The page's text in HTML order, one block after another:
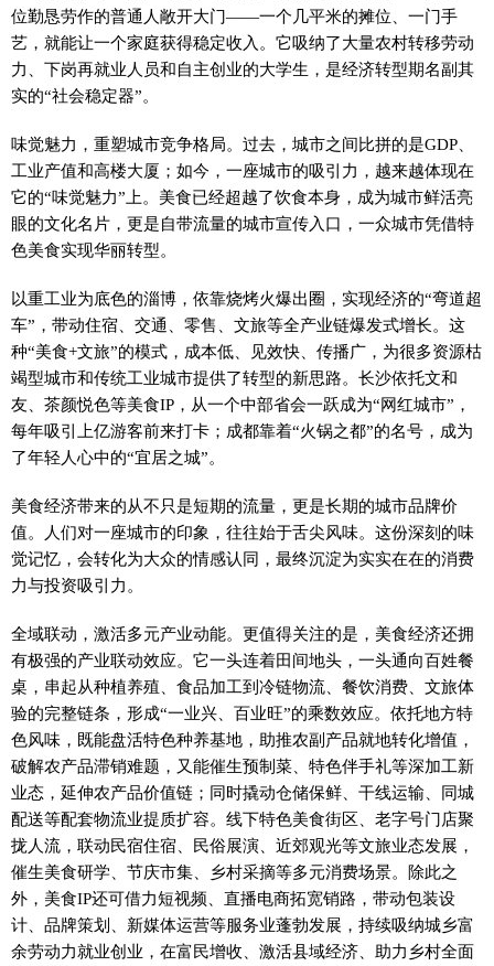
位勤恳劳作的普通人敞开大门——一个几平米的摊位、一门手
艺，就能让一个家庭获得稳定收入。它吸纳了大量农村转移劳动
力、下岗再就业人员和自主创业的大学生，是经济转型期名副其
实的“社会稳定器”。
味觉魅力，重塑城市竞争格局。过去，城市之间比拼的是GDP、
工业产值和高楼大厦；如今，一座城市的吸引力，越来越体现在
它的“味觉魅力”上。美食已经超越了饮食本身，成为城市鲜活亮
眼的文化名片，更是自带流量的城市宣传入口，一众城市凭借特
色美食实现华丽转型。
以重工业为底色的淄博，依靠烧烤火爆出圈，实现经济的“弯道超
车”，带动住宿、交通、零售、文旅等全产业链爆发式增长。这
种“美食+文旅”的模式，成本低、见效快、传播广，为很多资源枯
竭型城市和传统工业城市提供了转型的新思路。长沙依托文和
友、茶颜悦色等美食IP，从一个中部省会一跃成为“网红城市”，
每年吸引上亿游客前来打卡；成都靠着“火锅之都”的名号，成为
了年轻人心中的“宜居之城”。
美食经济带来的从不只是短期的流量，更是长期的城市品牌价
值。人们对一座城市的印象，往往始于舌尖风味。这份深刻的味
觉记忆，会转化为大众的情感认同，最终沉淀为实实在在的消费
力与投资吸引力。
全域联动，激活多元产业动能。更值得关注的是，美食经济还拥
有极强的产业联动效应。它一头连着田间地头，一头通向百姓餐
桌，串起从种植养殖、食品加工到冷链物流、餐饮消费、文旅体
验的完整链条，形成“一业兴、百业旺”的乘数效应。依托地方特
色风味，既能盘活特色种养基地，助推农副产品就地转化增值，
破解农产品滞销难题，又能催生预制菜、特色伴手礼等深加工新
业态，延伸农产品价值链；同时撬动仓储保鲜、干线运输、同城
配送等配套物流业提质扩容。线下特色美食街区、老字号门店聚
拢人流，联动民宿住宿、民俗展演、近郊观光等文旅业态发展，
催生美食研学、节庆市集、乡村采摘等多元消费场景。除此之
外，美食IP还可借力短视频、直播电商拓宽销路，带动包装设
计、品牌策划、新媒体运营等服务业蓬勃发展，持续吸纳城乡富
余劳动力就业创业，在富民增收、激活县域经济、助力乡村全面